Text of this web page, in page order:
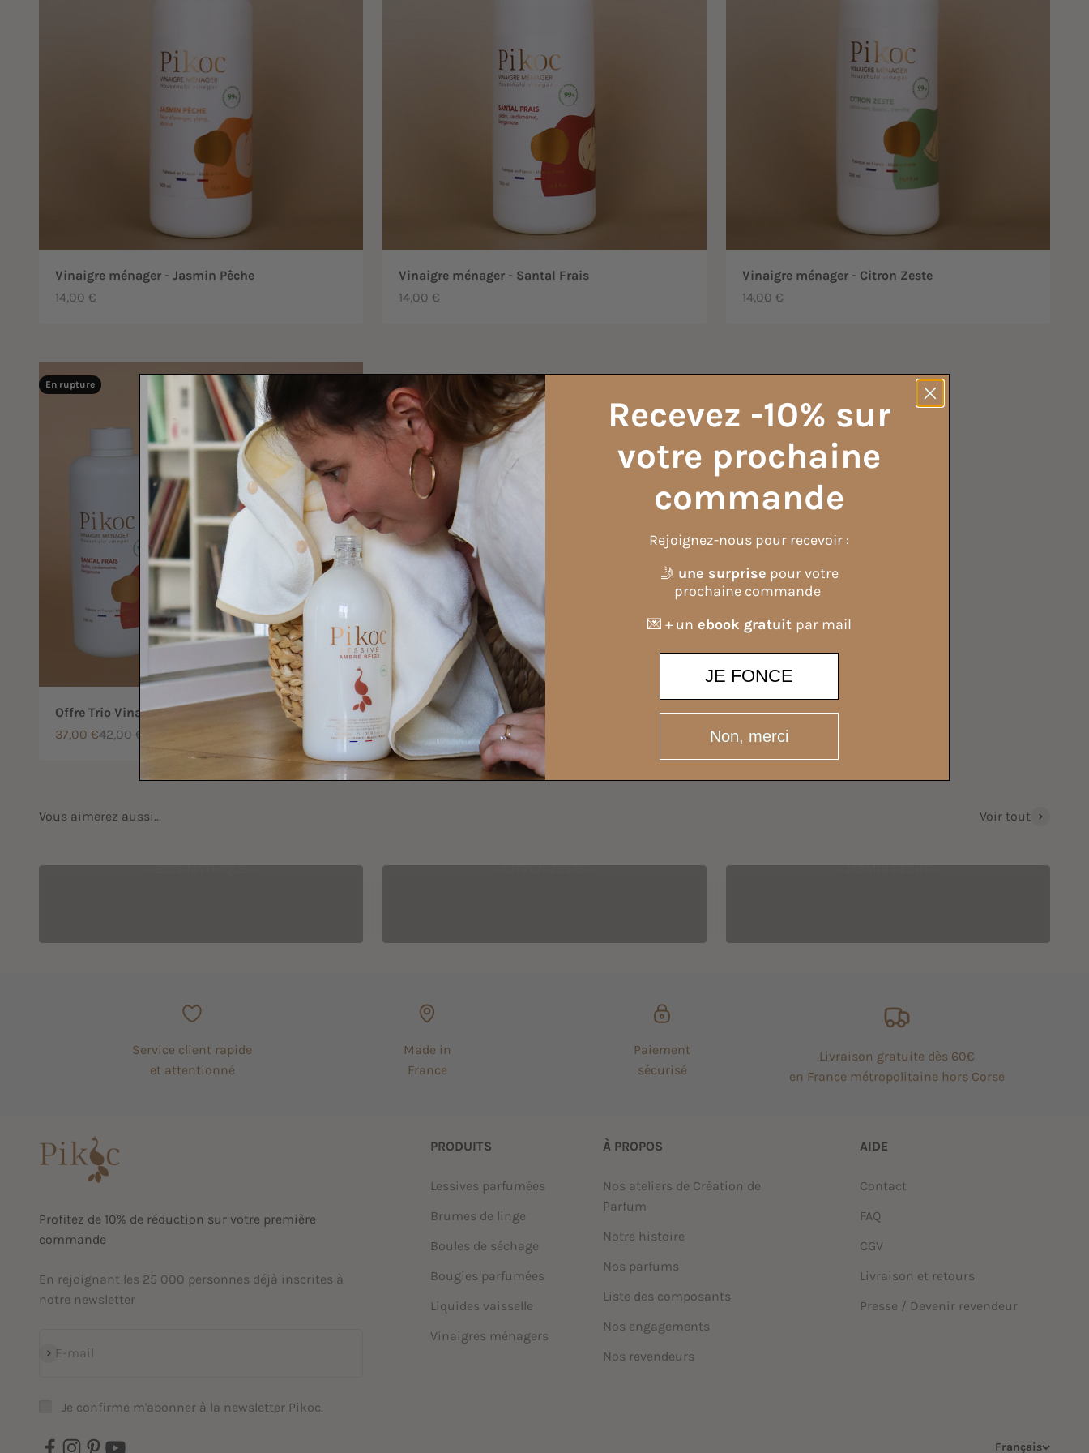
Vinaigre ménager - Jasmin Pêche
Prix de vente
14,00 €
Vinaigre ménager - Santal Frais
Prix de vente
14,00 €
Vinaigre ménager - Citron Zeste
Prix de vente
14,00 €
En rupture
Offre Trio Vinaigres
Prix de vente
37,00 €Prix normal
42,00 €
Voir tout
BOIS MYTHIQUE CITRON ZESTE JASMIN PÊCHE
Service client rapide
et attentionné
Made in
France
Paiement
sécurisé
Livraison gratuite dès 60€
en France métropolitaine hors Corse
Profitez de 10% de réduction sur votre première
commande
En rejoignant les 25 000 personnes déjà inscrites à
notre newsletter
E-mail
S'inscrire
Je confirme m'abonner à la newsletter Pikoc.
PRODUITS
Lessives parfumées
Brumes de linge
Boules de séchage
Bougies parfumées
Liquides vaisselle
Vinaigres ménagers
À PROPOS
Nos ateliers de Création de
Parfum
Notre histoire
Nos parfums
Liste des composants
Nos engagements
Nos revendeurs
AIDE
Contact
FAQ
CGV
Livraison et retours
Presse / Devenir revendeur
Français
Recevez -10% sur
votre prochaine
commande
Rejoignez-nous pour recevoir :
🤳 une surprise pour votre
prochaine commande
💌 + un ebook gratuit par mail
JE FONCE
Non, merci